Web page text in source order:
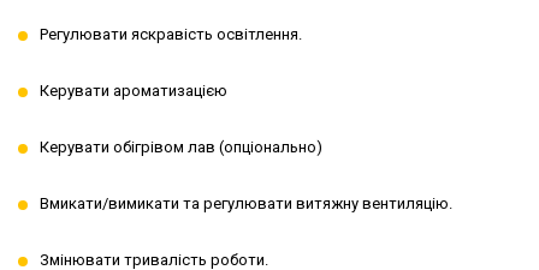
Регулювати яскравість освітлення.
Керувати ароматизацією
Керувати обігрівом лав (опціонально)
Вмикати/вимикати та регулювати витяжну вентиляцію.
Змінювати тривалість роботи.